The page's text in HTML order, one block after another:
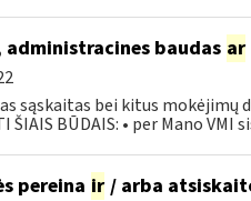
administracines baudas ar
sąskaitas bei kitus
ŠIAIS BŪDAIS: • per Mano VMI
pereina ir/ arba